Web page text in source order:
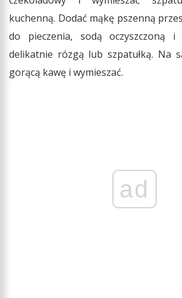
kuchenną. Dodać mąkę pszenną
do pieczenia, sodą oczyszczoną i
delikatnie rózgą lub szpatułką. Na
gorącą kawę i wymieszać.
ad